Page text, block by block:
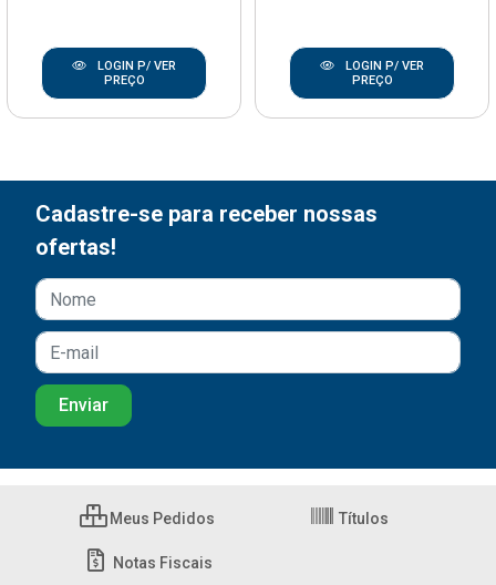
LOGIN P/ VER
PREÇO
LOGIN P/ VER
PREÇO
Cadastre-se para receber nossas
ofertas!
Meus Pedidos Títulos
Notas Fiscais